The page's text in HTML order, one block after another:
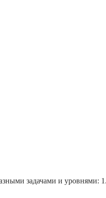
задачами и уровнями: